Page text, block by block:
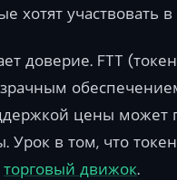
хотят участвовать
доверие. FTT (токен
цены может
в том, что
торговый движок.